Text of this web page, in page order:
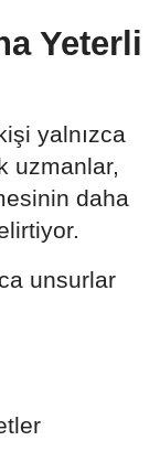
Yeterli
yalnızca
uzmanlar,
daha
unsurlar